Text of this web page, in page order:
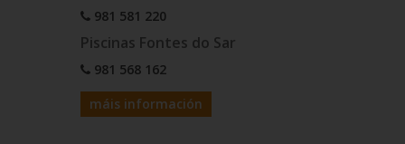
981 581 220
Piscinas Fontes do Sar
981 568 162
máis información